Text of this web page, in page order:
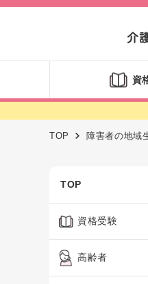
資
TOP 障害者の地域
TOP
資格受験
ケアマネジャー
高齢者